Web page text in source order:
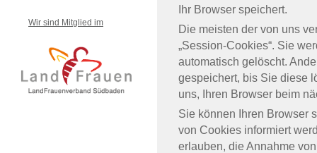
Wir sind Mitglied im
Ihr Browser speichert.
Die meisten der von uns
„Session-Cookies“. Sie
automatisch gelöscht.
gespeichert, bis Sie diese
uns, Ihren Browser beim
Sie können Ihren Browser
von Cookies informiert
erlauben, die Annahme